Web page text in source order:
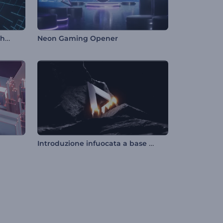
Rivelazione del logo di Hi-Tech Tunnel Neon Gaming Opener
Introduzione infuocata a base di pietra